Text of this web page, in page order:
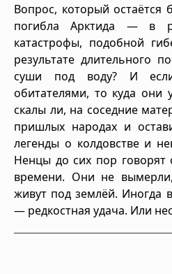
Вопрос, который остаётся
погибла Арктида — в
катастрофы, подобной
результате длительного
суши под воду? И
обитателями, то куда
скалы ли, на соседние
пришлых народах и
легенды о колдовстве и
Ненцы до сих пор говорят
времени. Они не
живут под землёй. Иногда
— редкостная удача. Или